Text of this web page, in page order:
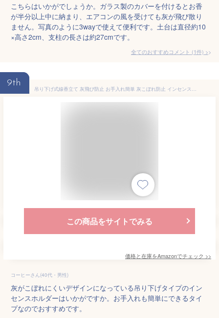
こちらはいかがでしょうか。ガラス製のカバーを付けるとお香
が半分以上中に納まり、エアコンの風を受けても灰が飛び散り
ません。写真のように3wayで使えて便利です。土台は直径約10
×高さ2cm、支柱の長さは約27cmです。
全てのおすすめコメント (1件) >
9th
吊り下げ式線香立て 灰飛び防止 お手入れ簡単 灰こぼれ防止 インセンスホルダー香台 木製インセンスバーナー 癒し ガラス製 家でリラックス
この商品をサイトでみる
価格と在庫をAmazonでチェック >>
コーヒーさん(40代・男性)
灰がこぼれにくいデザインになっている吊り下げタイプのイン
センスホルダーはいかがですか。お手入れも簡単にできるタイ
プなのでおすすめです。